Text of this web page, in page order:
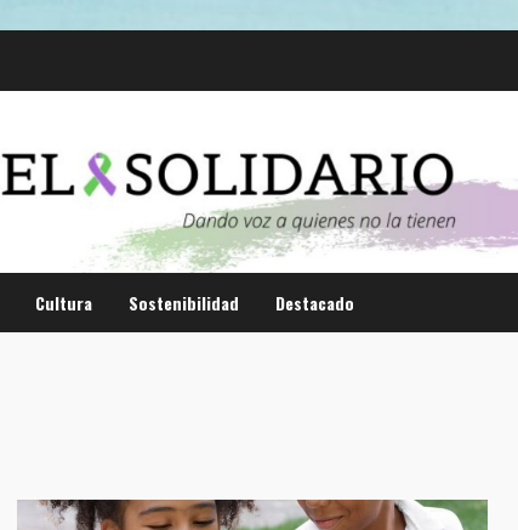
Cultura Sostenibilidad Destacado